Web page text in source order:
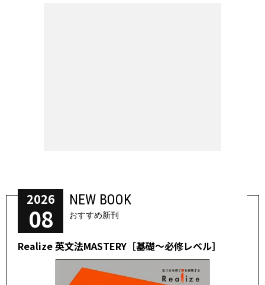
2026
08
NEW BOOK
おすすめ新刊
Realize 英文法MASTERY［基礎～必修レベル］